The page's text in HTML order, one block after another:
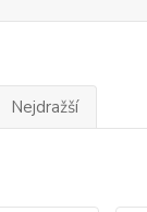
Nejdražší